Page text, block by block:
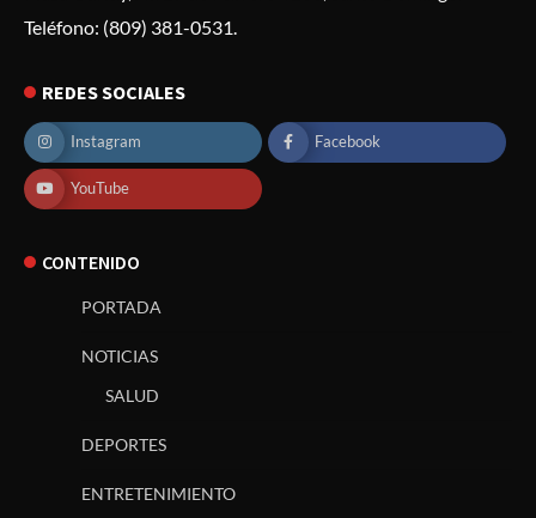
Teléfono: (809) 381-0531.
REDES SOCIALES
Instagram Facebook
YouTube
CONTENIDO
PORTADA
NOTICIAS
SALUD
DEPORTES
ENTRETENIMIENTO